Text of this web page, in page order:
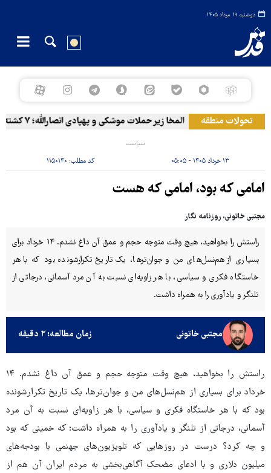
دوشنبه ۱۹ مرداد ۱۴۰۵
تحولات منطقه المخا زیر حملات موشکی و پهپادی انصارالله؛ ۷ کشته و ۳۰ زخمی
سیاست
۱۳ خرداد ۱۴۰۵ - ۰۵:۰۵ کد مطلب: ۱۱۵۰۱۴۰
امامی که بود، امامی که هست
مجتبی خاتونی، روزنامه نگار
راستش را بخواهید، هیچ وقت متوجه حجم و عمق آن داغ نشدم. ۱۴ خرداد برای
بسیاری از هم‌نسل‌های من و جوان‌ترها، یک تاریخ تکرارشونده بود که با هر
خاستگاه فکری و سیاسی، با هر زاویه‌ای نسبت به آن مرد آسمانی، درجاتی از
تلنگر و یادآوری را به همراه داشت.
مجتبی خاتونی زمان مطالعه: ۲ دقیقه
راستش را بخواهید، هیچ وقت متوجه حجم و عمق آن داغ نشدم. ۱۴
خرداد برای بسیاری از هم‌نسل‌های من و جوان‌ترها، یک تاریخ تکرارشونده
بود که با هر خاستگاه فکری و سیاسی، با هر زاویه‌ای نسبت به آن مرد
آسمانی، درجاتی از تلنگر و یادآوری را به همراه داشت؛ که خمینی که بود
و چه کرد؟ درست در روزهایی که تلویزیون‌های جهنمی با بودجه‌های
میلیون دلاری و با ادعای مضحک آگاهی‌بخشی به مردم ایران آن هم از